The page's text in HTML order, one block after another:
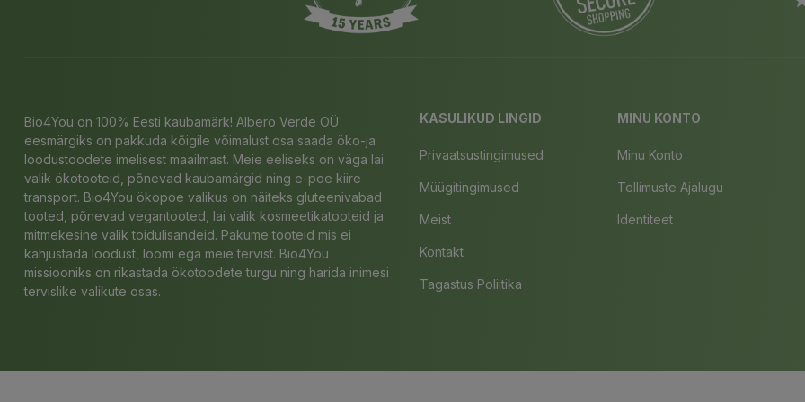
Bio4You on 100% Eesti kaubamärk! Albero Verde OÜ
eesmärgiks on pakkuda kõigile võimalust osa saada öko-ja
loodustoodete imelisest maailmast. Meie eeliseks on väga lai
valik ökotooteid, põnevad kaubamärgid ning e-poe kiire
transport. Bio4You ökopoe valikus on näiteks gluteenivabad
tooted, põnevad vegantooted, lai valik kosmeetikatooteid ja
mitmekesine valik toidulisandeid. Pakume tooteid mis ei
kahjustada loodust, loomi ega meie tervist. Bio4You
missiooniks on rikastada ökotoodete turgu ning harida inimesi
tervislike valikute osas.
KASULIKUD LINGID
Privaatsustingimused
Müügitingimused
Meist
Kontakt
Tagastus Poliitika
MINU KONTO
Minu Konto
Tellimuste Ajalugu
Identiteet